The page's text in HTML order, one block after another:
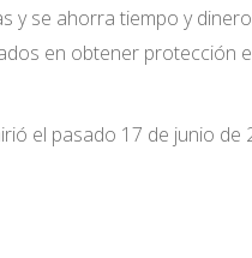
y se ahorra tiempo y
​​en obtener protección
el pasado 17 de junio de